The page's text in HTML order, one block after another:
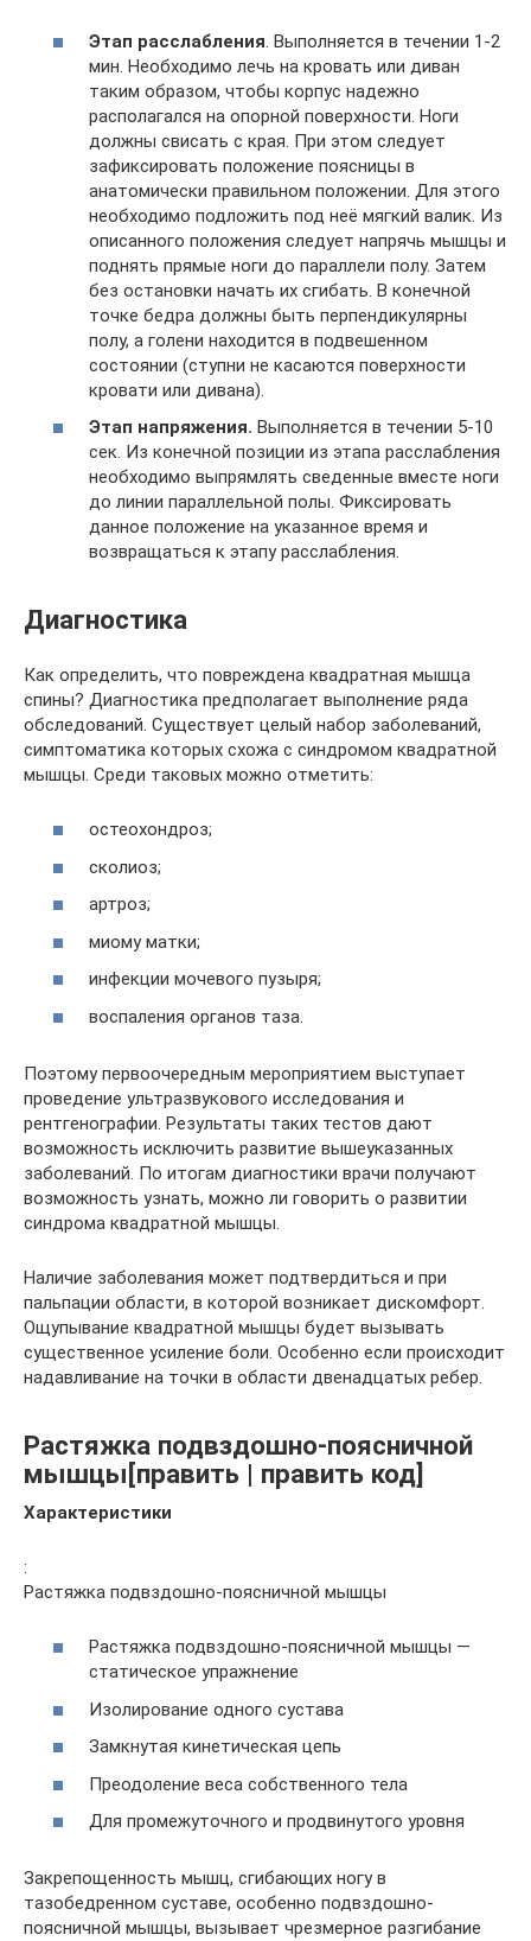
Этап расслабления . Выполняется в течении 1-2
мин. Необходимо лечь на кровать или диван
таким образом, чтобы корпус надежно
располагался на опорной поверхности. Ноги
должны свисать с края. При этом следует
зафиксировать положение поясницы в
анатомически правильном положении. Для этого
необходимо подложить под неё мягкий валик. Из
описанного положения следует напрячь мышцы и
поднять прямые ноги до параллели полу. Затем
без остановки начать их сгибать. В конечной
точке бедра должны быть перпендикулярны
полу, а голени находится в подвешенном
состоянии (ступни не касаются поверхности
кровати или дивана).
Этап напряжения. Выполняется в течении 5-10
сек. Из конечной позиции из этапа расслабления
необходимо выпрямлять сведенные вместе ноги
до линии параллельной полы. Фиксировать
данное положение на указанное время и
возвращаться к этапу расслабления.
Диагностика
Как определить, что повреждена квадратная мышца
спины? Диагностика предполагает выполнение ряда
обследований. Существует целый набор заболеваний,
симптоматика которых схожа с синдромом квадратной
мышцы. Среди таковых можно отметить:
остеохондроз;
сколиоз;
артроз;
миому матки;
инфекции мочевого пузыря;
воспаления органов таза.
Поэтому первоочередным мероприятием выступает
проведение ультразвукового исследования и
рентгенографии. Результаты таких тестов дают
возможность исключить развитие вышеуказанных
заболеваний. По итогам диагностики врачи получают
возможность узнать, можно ли говорить о развитии
синдрома квадратной мышцы.
Наличие заболевания может подтвердиться и при
пальпации области, в которой возникает дискомфорт.
Ощупывание квадратной мышцы будет вызывать
существенное усиление боли. Особенно если происходит
надавливание на точки в области двенадцатых ребер.
Растяжка подвздошно-поясничной
мышцы[править | править код]
Характеристики
:
Растяжка подвздошно-поясничной мышцы
Растяжка подвздошно-поясничной мышцы —
статическое упражнение
Изолирование одного сустава
Замкнутая кинетическая цепь
Преодоление веса собственного тела
Для промежуточного и продвинутого уровня
Закрепощенность мышц, сгибающих ногу в
тазобедренном суставе, особенно подвздошно-
поясничной мышцы, вызывает чрезмерное разгибание